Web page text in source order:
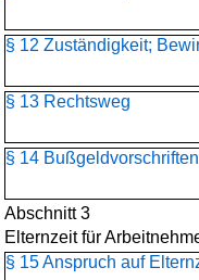
§ 12 Zuständigkeit;
§ 13 Rechtsweg
§ 14 Bußgeldvorschriften
Abschnitt 3
Elternzeit für
§ 15 Anspruch auf